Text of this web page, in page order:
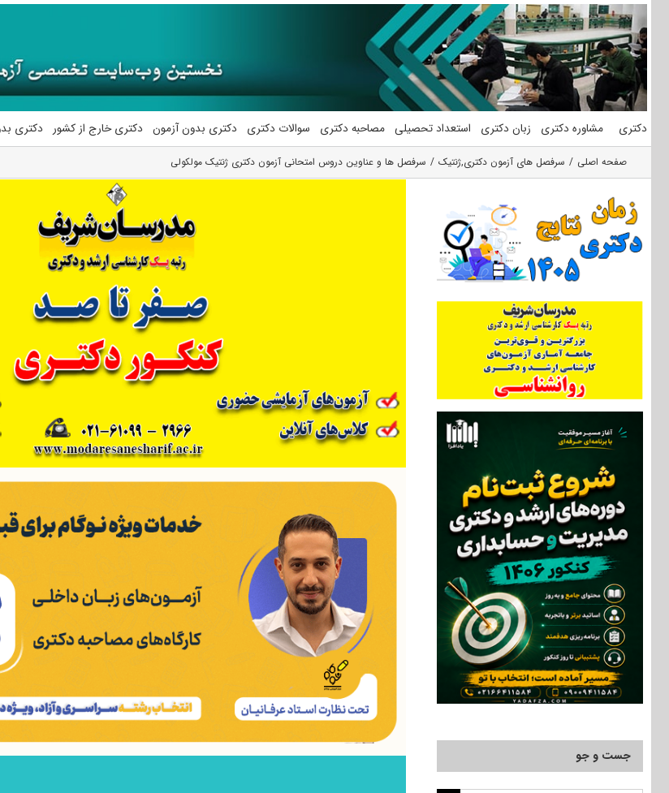
محتوا
دکتری مشاوره دکتری زبان دکتری استعداد تحصیلی مصاحبه دکتری سوالات دکتری دکتری بدون آزمون دکتری خارج از کشور دکتری
صفحه اصلی سرفصل های آزمون دکتری,ژنتیک سرفصل ها و عناوین دروس امتحانی آزمون دکتری ژنتیک مولکولی
جست و جو